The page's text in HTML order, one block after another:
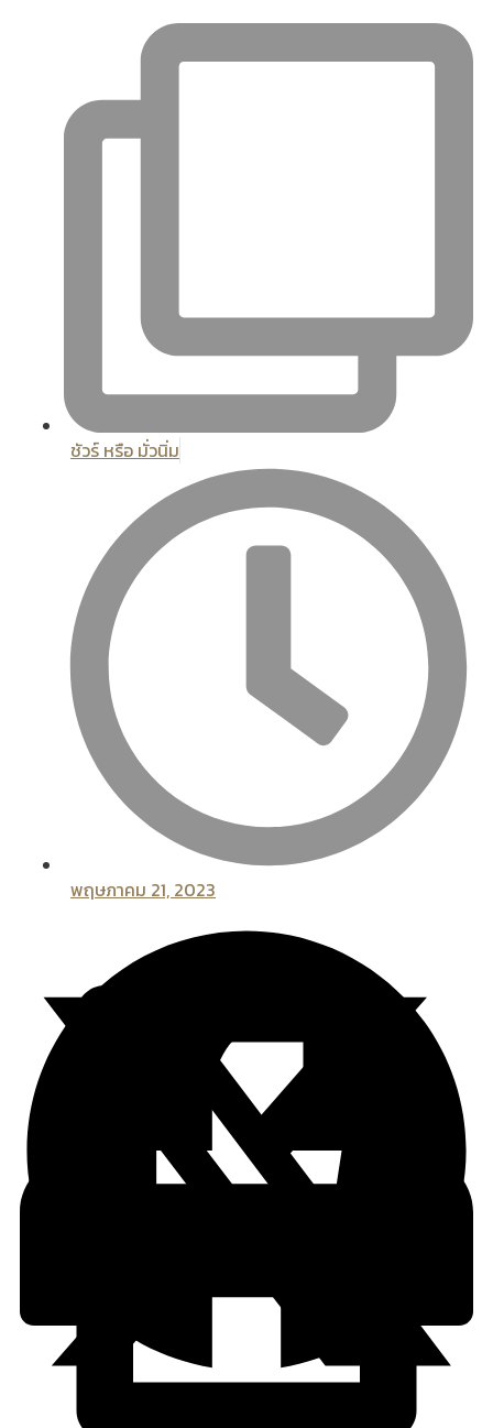
ชัวร์ หรือ มั่วนิ่ม
พฤษภาคม 21, 2023